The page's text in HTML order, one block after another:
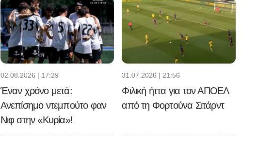
02.08.2026 | 17:29
Έναν χρόνο μετά:
Ανεπίσημο ντεμπούτο φαν
Νιφ στην «Κυρία»!
31.07.2026 | 21:56
Φιλική ήττα για τον ΑΠΟΕΛ
από τη Φορτούνα Σιτάρντ